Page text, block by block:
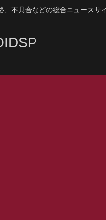
、不具合などの総合ニュースサ